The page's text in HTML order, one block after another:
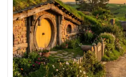
Stadtblicken verspricht ein
bereichernde Erfahrung, die
Panoramasichten verbindet. Ob
interessieren oder
suchen, der Gediminas-Turm ist
Geist Vilniuss ein.